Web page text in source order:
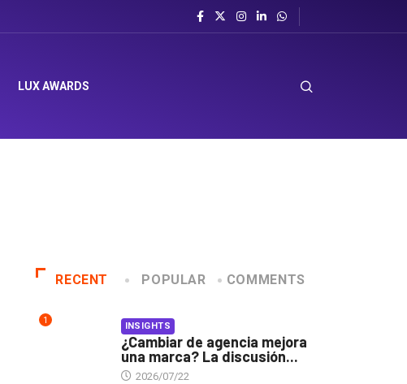
LUX AWARDS
RECENT POPULAR COMMENTS
1 INSIGHTS
¿Cambiar de agencia mejora
una marca? La discusión...
2026/07/22